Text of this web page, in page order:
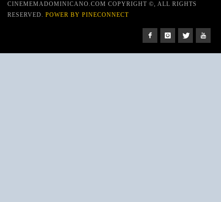
CINEMEMADOMINICANO.COM COPYRIGHT ©, ALL RIGHTS
RESERVED. POWER BY PINECONNECT